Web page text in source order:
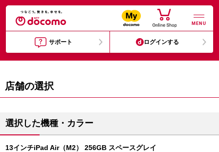
MENU
サポート ログインする
店舗の選択
選択した機種・カラー
13インチiPad Air（M2） 256GB スペースグレイ